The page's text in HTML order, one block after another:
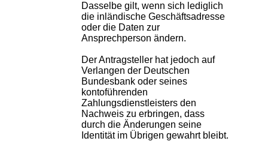
Dasselbe gilt, wenn sich lediglich
die inländische Geschäftsadresse
oder die Daten zur
Ansprechperson ändern.
Der Antragsteller hat jedoch auf
Verlangen der Deutschen
Bundesbank oder seines
kontoführenden
Zahlungsdienstleisters den
Nachweis zu erbringen, dass
durch die Änderungen seine
Identität im Übrigen gewahrt bleibt.